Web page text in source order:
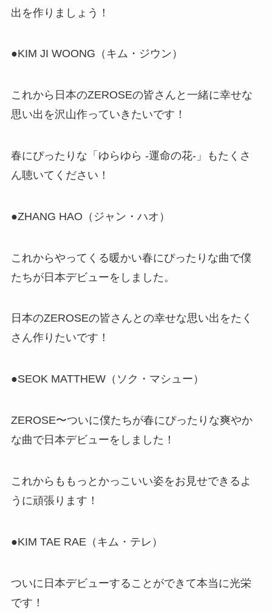
出を作りましょう！
●KIM JI WOONG（キム・ジウン）
これから日本のZEROSEの皆さんと一緒に幸せな
思い出を沢山作っていきたいです！
春にぴったりな「ゆらゆら -運命の花-」もたくさ
ん聴いてください！
●ZHANG HAO（ジャン・ハオ）
これからやってくる暖かい春にぴったりな曲で僕
たちが日本デビューをしました。
日本のZEROSEの皆さんとの幸せな思い出をたく
さん作りたいです！
●SEOK MATTHEW（ソク・マシュー）
ZEROSE〜ついに僕たちが春にぴったりな爽やか
な曲で日本デビューをしました！
これからももっとかっこいい姿をお見せできるよ
うに頑張ります！
●KIM TAE RAE（キム・テレ）
ついに日本デビューすることができて本当に光栄
です！